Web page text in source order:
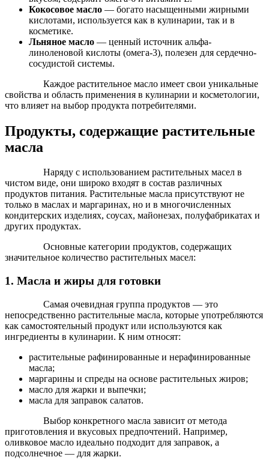
Кокосовое масло — богато насыщенными жирными
кислотами, используется как в кулинарии, так и в
косметике.
Льняное масло — ценный источник альфа-
линоленовой кислоты (омега-3), полезен для сердечно-
сосудистой системы.
Каждое растительное масло имеет свои уникальные
свойства и область применения в кулинарии и косметологии,
что влияет на выбор продукта потребителями.
Продукты, содержащие растительные
масла
Наряду с использованием растительных масел в
чистом виде, они широко входят в состав различных
продуктов питания. Растительные масла присутствуют не
только в маслах и маргаринах, но и в многочисленных
кондитерских изделиях, соусах, майонезах, полуфабрикатах и
других продуктах.
Основные категории продуктов, содержащих
значительное количество растительных масел:
1. Масла и жиры для готовки
Самая очевидная группа продуктов — это
непосредственно растительные масла, которые употребляются
как самостоятельный продукт или используются как
ингредиенты в кулинарии. К ним относят:
растительные рафинированные и нерафинированные
масла;
маргарины и спреды на основе растительных жиров;
масло для жарки и выпечки;
масла для заправок салатов.
Выбор конкретного масла зависит от метода
приготовления и вкусовых предпочтений. Например,
оливковое масло идеально подходит для заправок, а
подсолнечное — для жарки.